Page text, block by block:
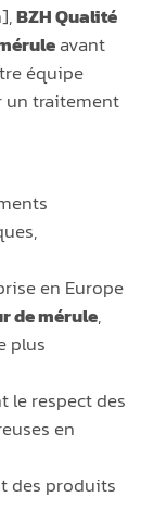
BZH Qualité
avant
équipe
un traitement
en Europe
de mérule,
plus
le respect des
en
des produits